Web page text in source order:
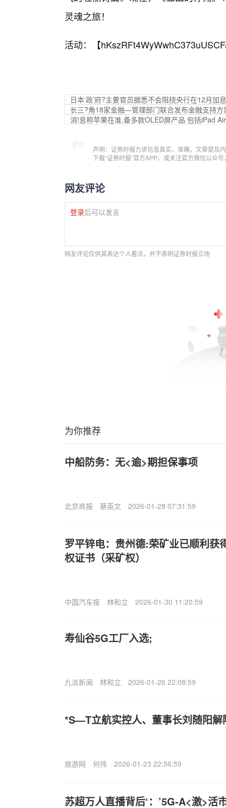
灵魂之旅！
活动：【
日本‘政’府?主要官员据悉不会阻挠央行在12月加息
长三?角18家金融—管理部门联合发布金融支持
消!息称苹果在准,备多款OLED屏产品 包括iPad
声明：证券时报力求信息真实、准确，文章提及
下载“证券时报”官方APP，或关注官方微信公众
网友评论
登录后可以发言
网友评论仅供其表达个人看法，并不表明证券时报立场
为你推荐
中船防务：无<逾>期担保事项
北京商报 蔡英文 2026-01-28 07:31:59
罗平锌电：贵州德:荣矿业已顺利获
权证书（采矿权）
中国汽车报 林和立 2026-01-30 11:20:59
寿仙谷5G工厂入选;
九派新闻 林和立 2026-01-26 22:08:59
*S—T立航实控人、董事长刘随阳解
旅游网 何伟 2026-01-23 22:56:59
苏超万人直播背后‘：’5G-A<激>活